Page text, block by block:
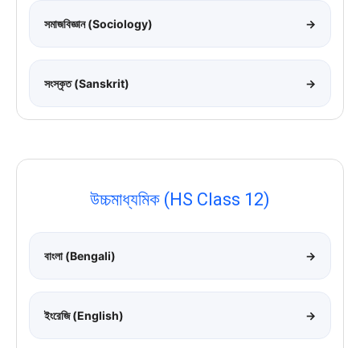
সমাজবিজ্ঞান (Sociology) →
সংস্কৃত (Sanskrit) →
উচ্চমাধ্যমিক (HS Class 12)
বাংলা (Bengali) →
ইংরেজি (English) →